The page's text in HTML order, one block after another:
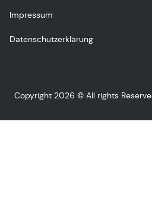
Impressum
Datenschutzerklärung
Copyright 2026 © All rights